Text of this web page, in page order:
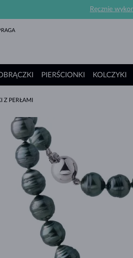
Ręcznie
Pierścionki Zaręczynowe
Obrączki
PIERŚCIONKI
Pierścionki
KOLCZYKI
Kolczyki
Naszyjniki
Bransoletki
Perły
Biżuteria
Prezenty
Kolekcje
Z PERŁAMI